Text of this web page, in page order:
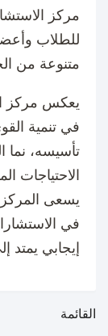
للطلاب
متنوعة من
يعكس مركز
في تنمية
تأسيسه، نما
الاحتياجات
يسعى
في
إيجابي يمتد
القائمة